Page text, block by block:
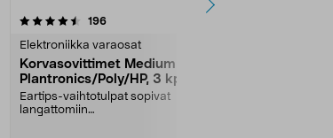
196arvostelut
Elektroniikka varaosat
Korvasovittimet Medium
Plantronics/Poly/HP, 3 kpl
Eartips-vaihtotulpat sopivat
langattomiin
4.0 viidestä